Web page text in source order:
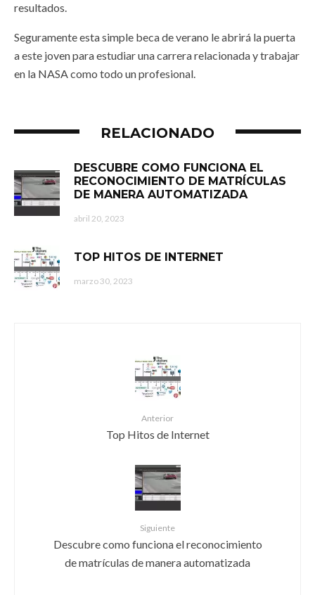
resultados.
Seguramente esta simple beca de verano le abrirá la puerta
a este joven para estudiar una carrera relacionada y trabajar
en la NASA como todo un profesional.
RELACIONADO
DESCUBRE COMO FUNCIONA EL
RECONOCIMIENTO DE MATRÍCULAS
DE MANERA AUTOMATIZADA
abril 20, 2023
TOP HITOS DE INTERNET
marzo 30, 2023
Anterior
Top Hitos de Internet
Siguiente
Descubre como funciona el reconocimiento
de matrículas de manera automatizada